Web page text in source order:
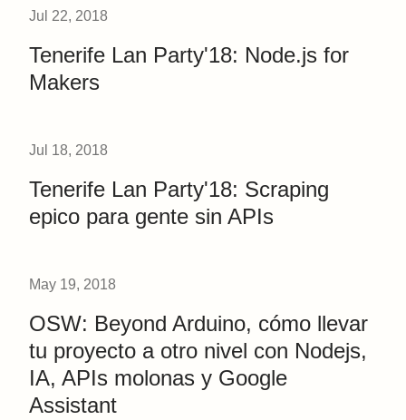
Jul 22, 2018
Tenerife Lan Party'18: Node.js for
Makers
Jul 18, 2018
Tenerife Lan Party'18: Scraping
epico para gente sin APIs
May 19, 2018
OSW: Beyond Arduino, cómo llevar
tu proyecto a otro nivel con Nodejs,
IA, APIs molonas y Google
Assistant